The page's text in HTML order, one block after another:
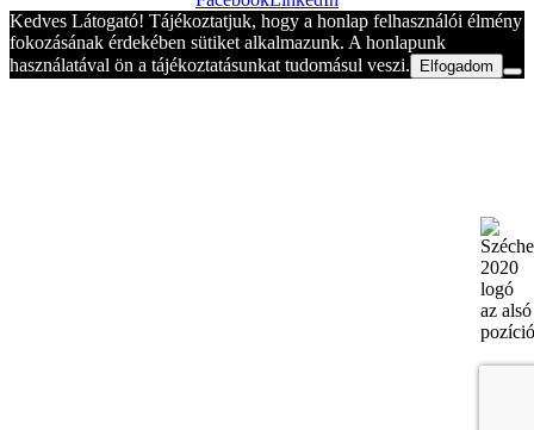
Kedves Látogató! Tájékoztatjuk, hogy a honlap felhasználói élmény
fokozásának érdekében sütiket alkalmazunk. A honlapunk
használatával ön a tájékoztatásunkat tudomásul veszi.
Elfogadom